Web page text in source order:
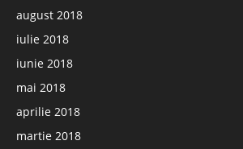
august 2018
iulie 2018
iunie 2018
mai 2018
aprilie 2018
martie 2018